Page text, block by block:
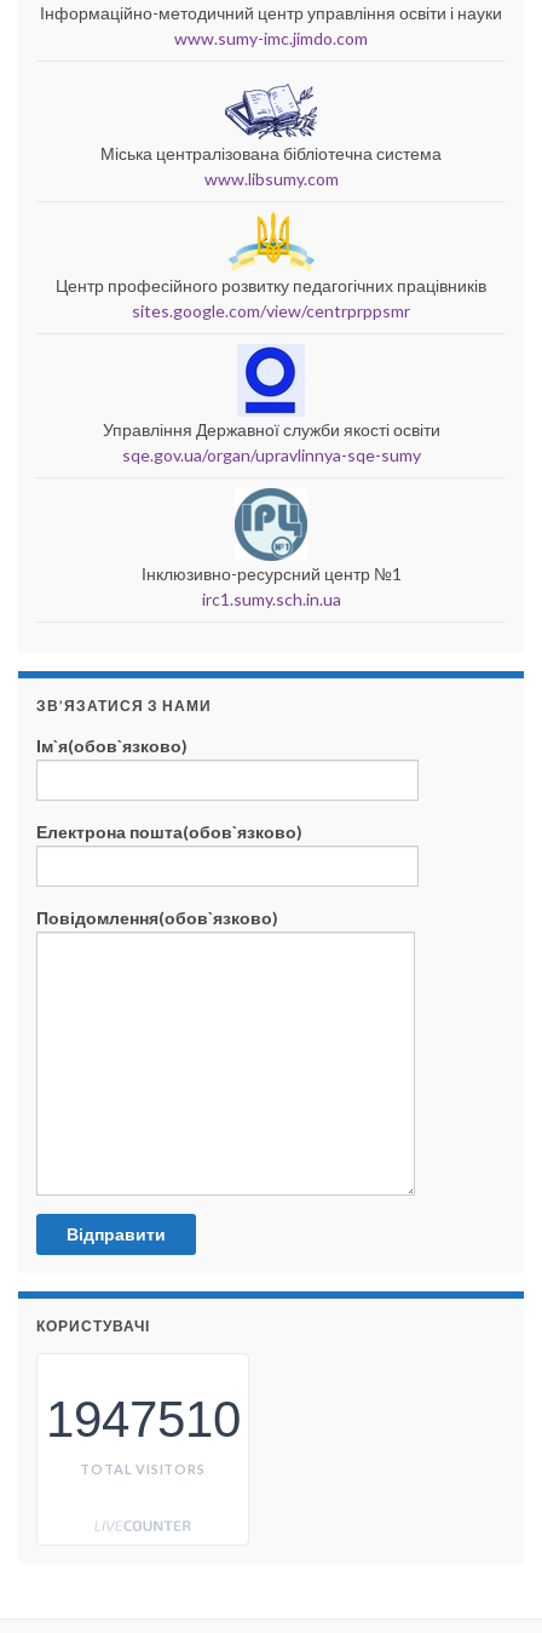
Інформаційно-методичний центр управління освіти і науки
www.sumy-imc.jimdo.com
Міська централізована бібліотечна система
www.libsumy.com
Центр професійного розвитку педагогічних працівників
sites.google.com/view/centrprppsmr
Управління Державної служби якості освіти
sqe.gov.ua/organ/upravlinnya-sqe-sumy
Інклюзивно-ресурсний центр №1
irc1.sumy.sch.in.ua
ЗВ’ЯЗАТИСЯ З НАМИ
Ім`я(обов`язково)
Електрона пошта(обов`язково)
Повідомлення(обов`язково)
КОРИСТУВАЧІ
1947510
TOTAL VISITORS